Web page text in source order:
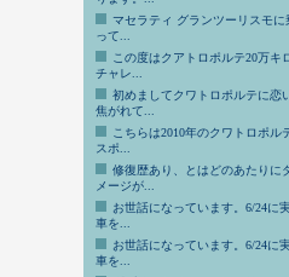
マセラティ グランツーリスモに
って...
この度はクアトロポルテ20万キ
チャレ...
初めましてクワトロポルテに恋
焦がれて...
こちらは2010年のクワトロポル
スポ...
修復歴あり、とはどのあたりに
メージが...
お世話になっています。6/24に
車を...
お世話になっています。6/24に
車を...